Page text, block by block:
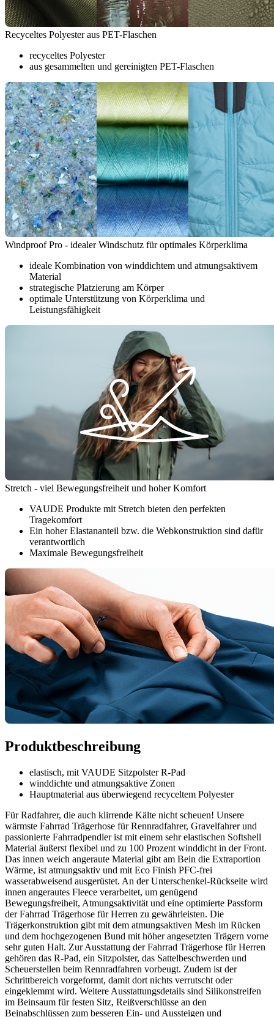
Recyceltes Polyester aus PET-Flaschen
recyceltes Polyester
aus gesammelten und gereinigten PET-Flaschen
Windproof Pro - idealer Windschutz für optimales Körperklima
ideale Kombination von winddichtem und atmungsaktivem
Material
strategische Platzierung am Körper
optimale Unterstützung von Körperklima und
Leistungsfähigkeit
Stretch - viel Bewegungsfreiheit und hoher Komfort
VAUDE Produkte mit Stretch bieten den perfekten
Tragekomfort
Ein hoher Elastananteil bzw. die Webkonstruktion sind dafür
verantwortlich
Maximale Bewegungsfreiheit
Produktbeschreibung
elastisch, mit VAUDE Sitzpolster R-Pad
winddichte und atmungsaktive Zonen
Hauptmaterial aus überwiegend recyceltem Polyester
Für Radfahrer, die auch klirrende Kälte nicht scheuen! Unsere
wärmste Fahrrad Trägerhose für Rennradfahrer, Gravelfahrer und
passionierte Fahrradpendler ist mit einem sehr elastischen Softshell
Material äußerst flexibel und zu 100 Prozent winddicht in der Front.
Das innen weich angeraute Material gibt am Bein die Extraportion
Wärme, ist atmungsaktiv und mit Eco Finish PFC-frei
wasserabweisend ausgerüstet. An der Unterschenkel-Rückseite wird
innen angerautes Fleece verarbeitet, um genügend
Bewegungsfreiheit, Atmungsaktivität und eine optimierte Passform
der Fahrrad Trägerhose für Herren zu gewährleisten. Die
Trägerkonstruktion gibt mit dem atmungsaktiven Mesh im Rücken
und dem hochgezogenen Bund mit höher angesetzten Trägern vorne
sehr guten Halt. Zur Ausstattung der Fahrrad Trägerhose für Herren
gehören das R-Pad, ein Sitzpolster, das Sattelbeschwerden und
Scheuerstellen beim Rennradfahren vorbeugt. Zudem ist der
Schrittbereich vorgeformt, damit dort nichts verrutscht oder
eingeklemmt wird. Weitere Ausstattungsdetails sind Silikonstreifen
im Beinsaum für festen Sitz, Reißverschlüsse an den
Beinabschlüssen zum besseren Ein- und Aussteigen und